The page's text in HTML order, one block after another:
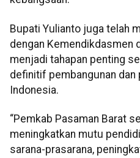
Bupati Yulianto juga telah
dengan Kemendikdasmen
menjadi tahapan penting
definitif pembangunan dan
Indonesia.
“Pemkab Pasaman Barat
meningkatkan mutu
sarana-prasarana,